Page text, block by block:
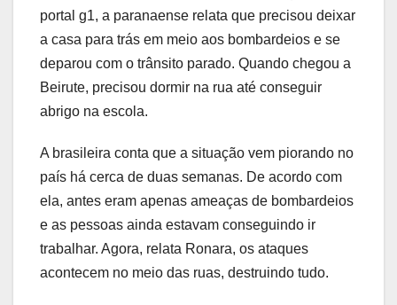
portal g1, a paranaense relata que precisou deixar
a casa para trás em meio aos bombardeios e se
deparou com o trânsito parado. Quando chegou a
Beirute, precisou dormir na rua até conseguir
abrigo na escola.
A brasileira conta que a situação vem piorando no
país há cerca de duas semanas. De acordo com
ela, antes eram apenas ameaças de bombardeios
e as pessoas ainda estavam conseguindo ir
trabalhar. Agora, relata Ronara, os ataques
acontecem no meio das ruas, destruindo tudo.